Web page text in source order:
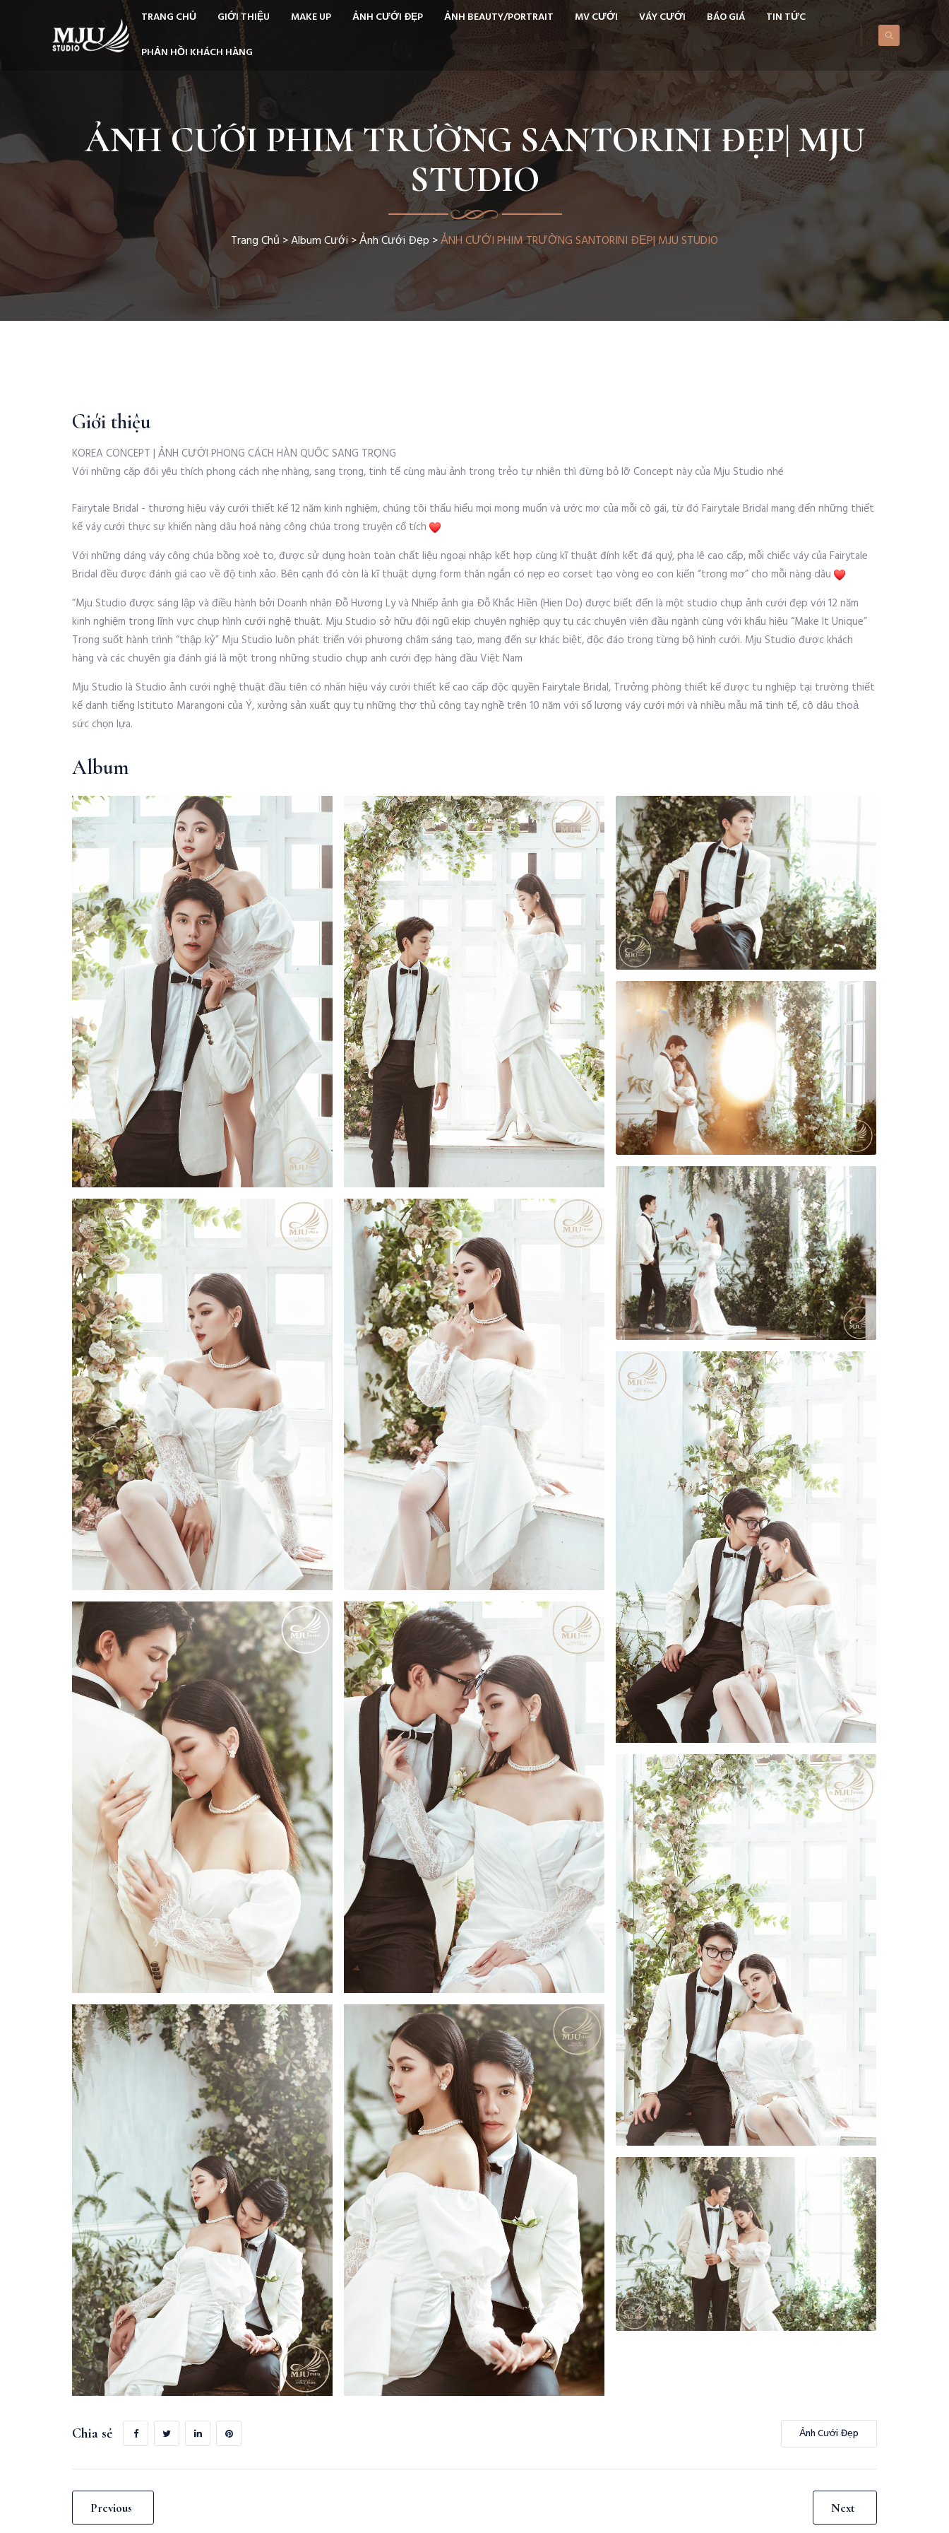
TRANG CHỦ GIỚI THIỆU MAKE UP ẢNH CƯỚI ĐẸP ẢNH BEAUTY/PORTRAIT MV CƯỚI VÁY CƯỚI BÁO GIÁ TIN TỨC
PHẢN HỒI KHÁCH HÀNG
ẢNH CƯỚI PHIM TRƯỜNG SANTORINI ĐẸP| MJU
STUDIO
Trang Chủ >Album Cưới>Ảnh Cưới Đẹp >ẢNH CƯỚI PHIM TRƯỜNG SANTORINI ĐẸP| MJU STUDIO
Giới thiệu
KOREA CONCEPT | ẢNH CƯỚI PHONG CÁCH HÀN QUỐC SANG TRỌNG
Với những cặp đôi yêu thích phong cách nhẹ nhàng, sang trọng, tinh tế cùng màu ảnh trong trẻo tự nhiên thì đừng bỏ lỡ Concept này của Mju Studio nhé
Fairytale Bridal - thương hiệu váy cưới thiết kế 12 năm kinh nghiệm, chúng tôi thấu hiểu mọi mong muốn và ước mơ của mỗi cô gái, từ đó Fairytale Bridal mang đến những thiết
kế váy cưới thực sự khiến nàng dâu hoá nàng công chúa trong truyện cổ tích
Với những dáng váy công chúa bồng xoè to, được sử dụng hoàn toàn chất liệu ngoại nhập kết hợp cùng kĩ thuật đính kết đá quý, pha lê cao cấp, mỗi chiếc váy của Fairytale
Bridal đều được đánh giá cao về độ tinh xảo. Bên cạnh đó còn là kĩ thuật dựng form thân ngắn có nẹp eo corset tạo vòng eo con kiến “trong mơ” cho mỗi nàng dâu
“Mju Studio được sáng lập và điều hành bởi Doanh nhân Đỗ Hương Ly và Nhiếp ảnh gia Đỗ Khắc Hiền (Hien Do) được biết đến là một studio chụp ảnh cưới đẹp với 12 năm
kinh nghiệm trong lĩnh vực chụp hình cưới nghệ thuật. Mju Studio sở hữu đội ngũ ekip chuyên nghiệp quy tụ các chuyên viên đầu ngành cùng với khẩu hiệu “Make It Unique”
Trong suốt hành trình “thập kỷ” Mju Studio luôn phát triển với phương châm sáng tạo, mang đến sự khác biệt, độc đáo trong từng bộ hình cưới. Mju Studio được khách
hàng và các chuyên gia đánh giá là một trong những studio chụp anh cưới đẹp hàng đầu Việt Nam
Mju Studio là Studio ảnh cưới nghệ thuật đầu tiên có nhãn hiệu váy cưới thiết kế cao cấp độc quyền Fairytale Bridal, Trưởng phòng thiết kế được tu nghiệp tại trường thiết
kế danh tiếng Istituto Marangoni của Ý, xưởng sản xuất quy tụ những thợ thủ công tay nghề trên 10 năm với số lượng váy cưới mới và nhiều mẫu mã tinh tế, cô dâu thoả
sức chọn lựa.
Album
Chia sẻ Ảnh Cưới Đẹp
Previous Next